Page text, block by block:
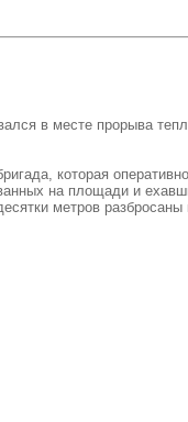
в месте прорыва
которая
на площади и
метров разбросаны